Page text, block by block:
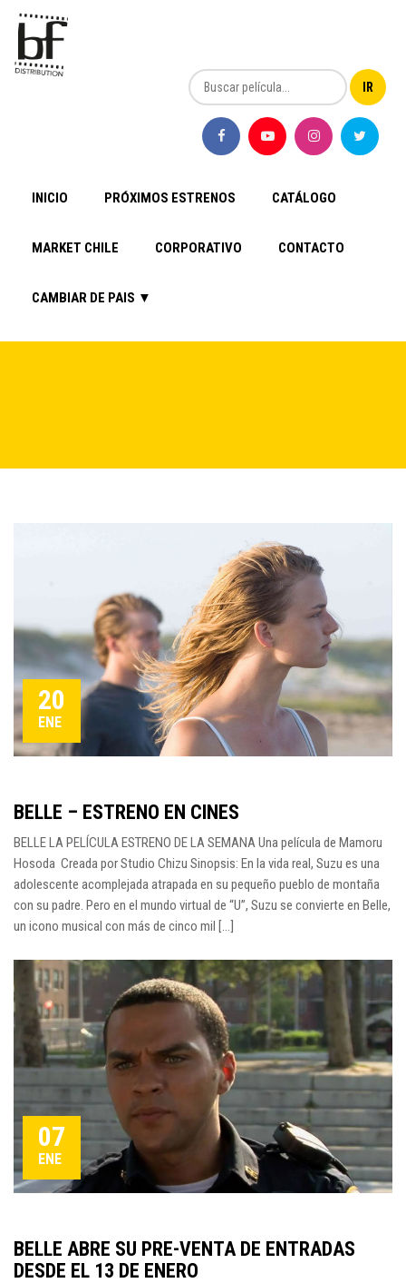
INICIO PRÓXIMOS ESTRENOS CATÁLOGO
MARKET CHILE CORPORATIVO CONTACTO
CAMBIAR DE PAIS ▼
20
ENE
BELLE – ESTRENO EN CINES
BELLE LA PELÍCULA ESTRENO DE LA SEMANA Una película de Mamoru
Hosoda Creada por Studio Chizu Sinopsis: En la vida real, Suzu es una
adolescente acomplejada atrapada en su pequeño pueblo de montaña
con su padre. Pero en el mundo virtual de “U”, Suzu se convierte en Belle,
un icono musical con más de cinco mil [...]
07
ENE
BELLE ABRE SU PRE-VENTA DE ENTRADAS
DESDE EL 13 DE ENERO